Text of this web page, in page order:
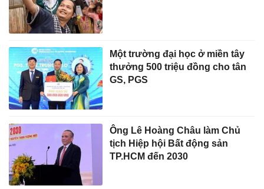
Một trường đại học ở miền tây
thưởng 500 triệu đồng cho tân
GS, PGS
Ông Lê Hoàng Châu làm Chủ
tịch Hiệp hội Bất động sản
TP.HCM đến 2030